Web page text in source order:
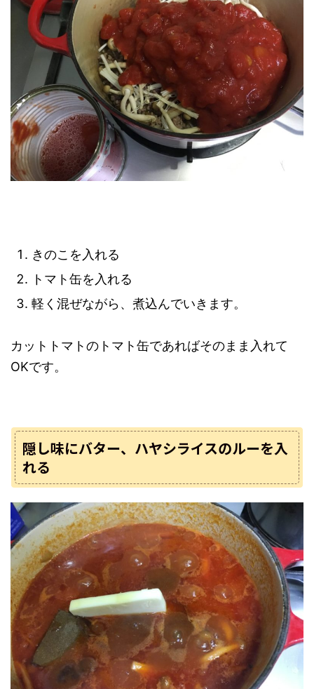
きのこを入れる
トマト缶を入れる
軽く混ぜながら、煮込んでいきます。
カットトマトのトマト缶であればそのまま入れて
OKです。
隠し味にバター、ハヤシライスのルーを入
れる